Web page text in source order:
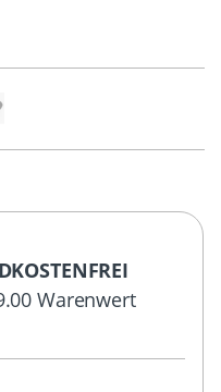
Warenwert